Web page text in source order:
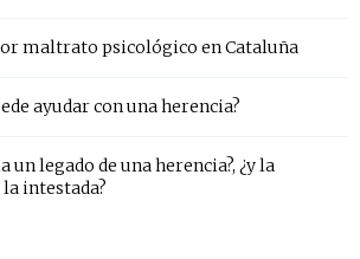
maltrato psicológico en Cataluña
ayudar con una herencia?
un legado de una herencia?, ¿y la
intestada?